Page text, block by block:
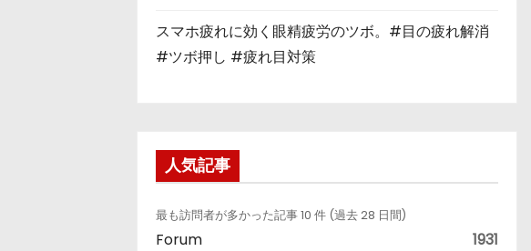
スマホ疲れに効く眼精疲労のツボ。#目の疲れ解消
#ツボ押し #疲れ目対策
人気記事
最も訪問者が多かった記事 10 件 (過去 28 日間)
Forum 1931